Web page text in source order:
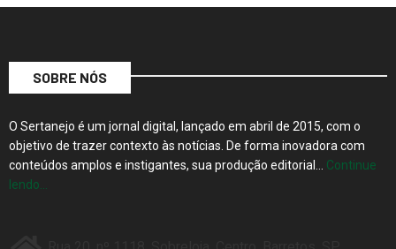
SOBRE NÓS
O Sertanejo é um jornal digital, lançado em abril de 2015, com o
objetivo de trazer contexto às notícias. De forma inovadora com
conteúdos amplos e instigantes, sua produção editorial… Continue
lendo…